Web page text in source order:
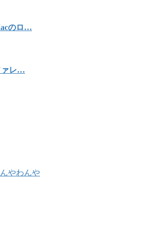
のロ…
ァレ…
やわんや